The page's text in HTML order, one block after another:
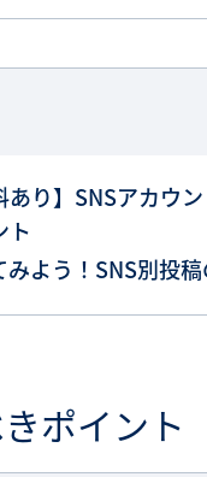
あり】SNSアカウ
ト
みよう！SNS別投
ポイント